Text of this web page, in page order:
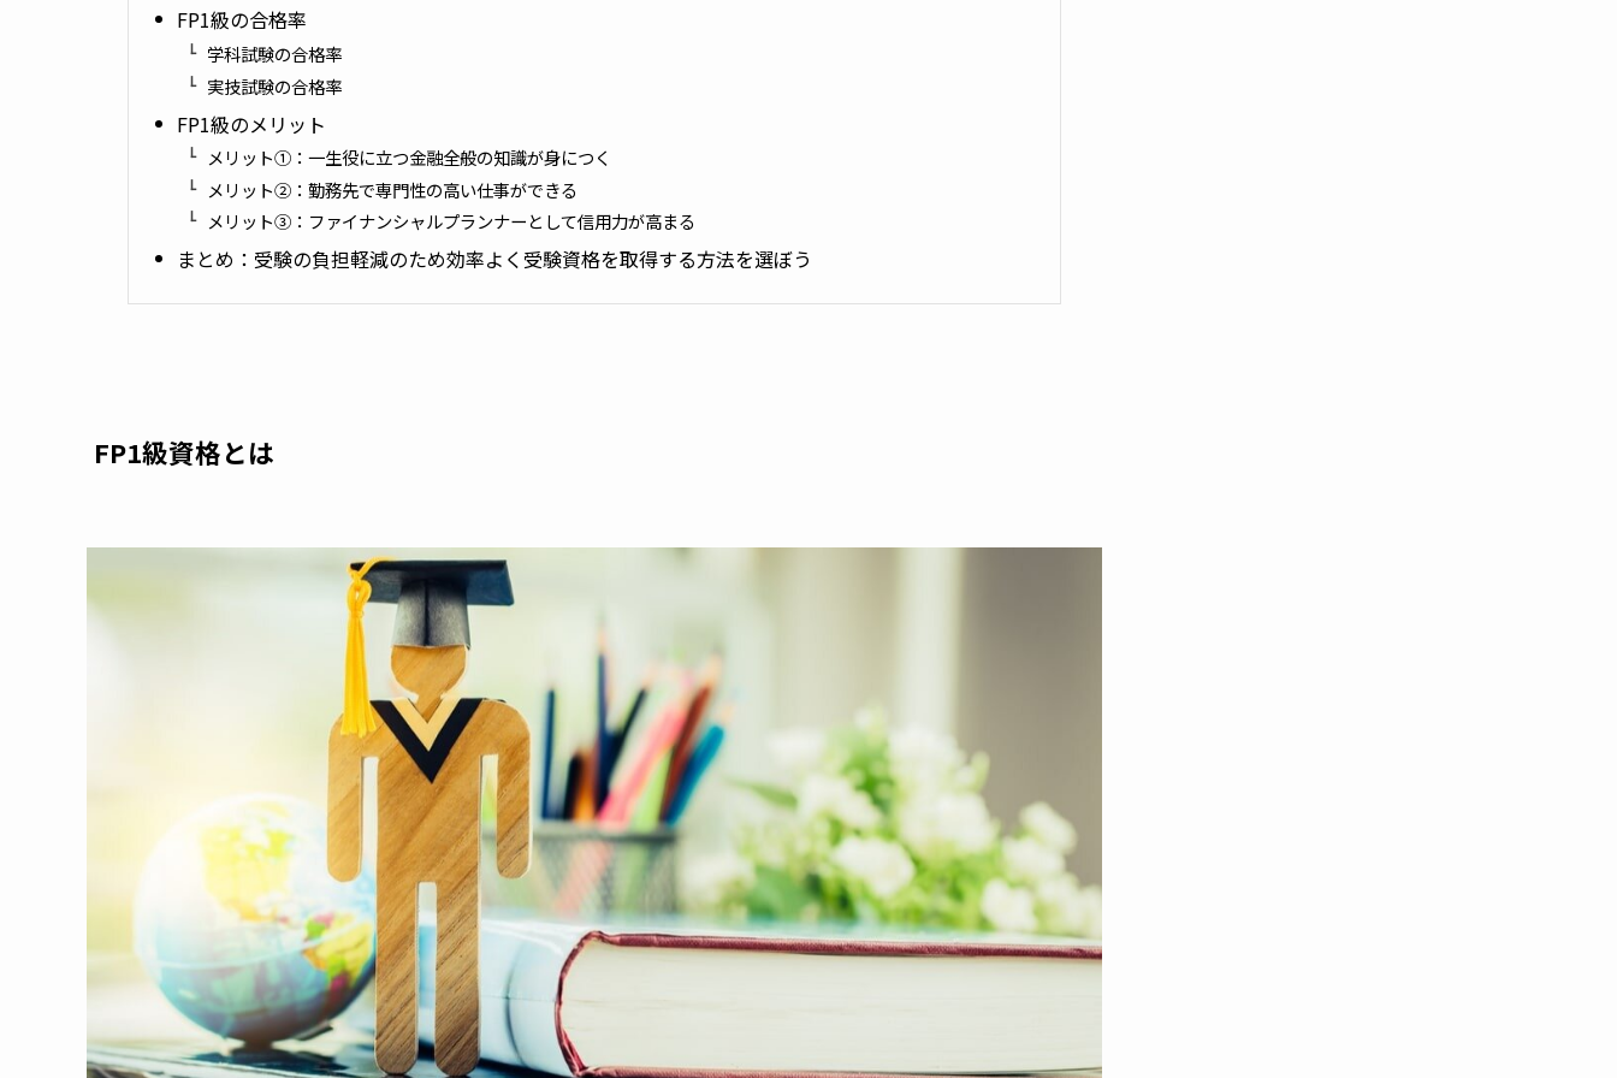
FP1級の合格率
学科試験の合格率
実技試験の合格率
FP1級のメリット
メリット①：一生役に立つ金融全般の知識が身につく
メリット②：勤務先で専門性の高い仕事ができる
メリット③：ファイナンシャルプランナーとして信用力が高まる
まとめ：受験の負担軽減のため効率よく受験資格を取得する方法を選ぼう
FP1級資格とは